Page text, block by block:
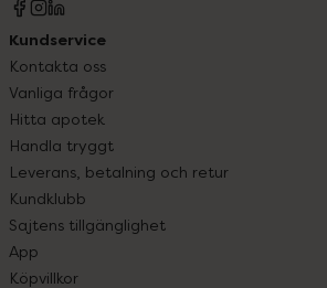
Kundservice
Kontakta oss
Vanliga frågor
Hitta apotek
Handla tryggt
Leverans, betalning och retur
Kundklubb
Sajtens tillgänglighet
App
Köpvillkor